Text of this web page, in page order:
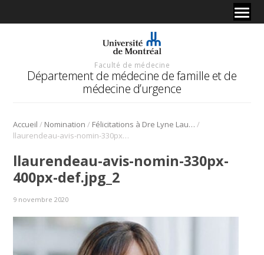
Faculté de médecine
Département de médecine de famille et de
médecine d’urgence
Accueil / Nomination / Félicitations à Dre Lyne Laurendeau pour sa récente nomination au CMQ! /
llaurendeau-avis-nomin-330px-400px-def.jpg_2
llaurendeau-avis-nomin-330px-
400px-def.jpg_2
9 novembre 2020